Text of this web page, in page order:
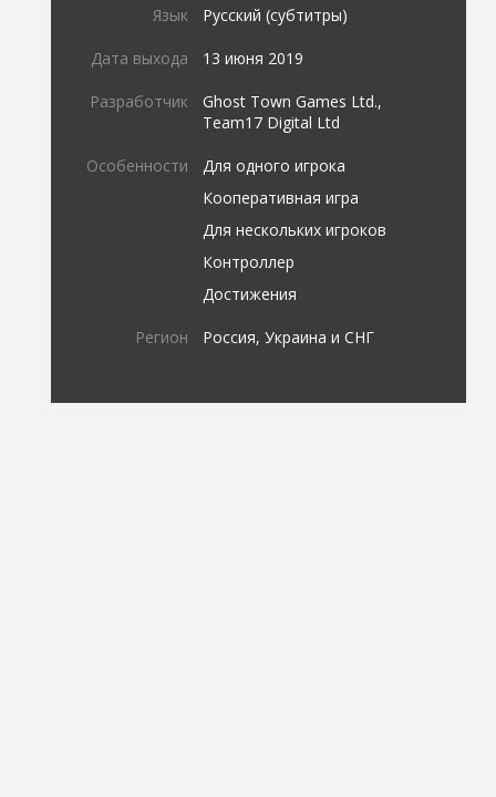
Язык Русский (субтитры)
Дата выхода 13 июня 2019
Разработчик
Ghost Town Games Ltd.,
Team17 Digital Ltd
Особенности
Для одного игрока
Кооперативная игра
Для нескольких игроков
Контроллер
Достижения
Регион Россия, Украина и СНГ